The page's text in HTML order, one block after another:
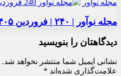
مجله نوآور
مجله نوآور | ۲۴۰ | فروردین ۱۴۰۵
دیدگاهتان را بنویسید
نشانی ایمیل شما منتشر نخواهد شد.
علامت‌گذاری شده‌اند *